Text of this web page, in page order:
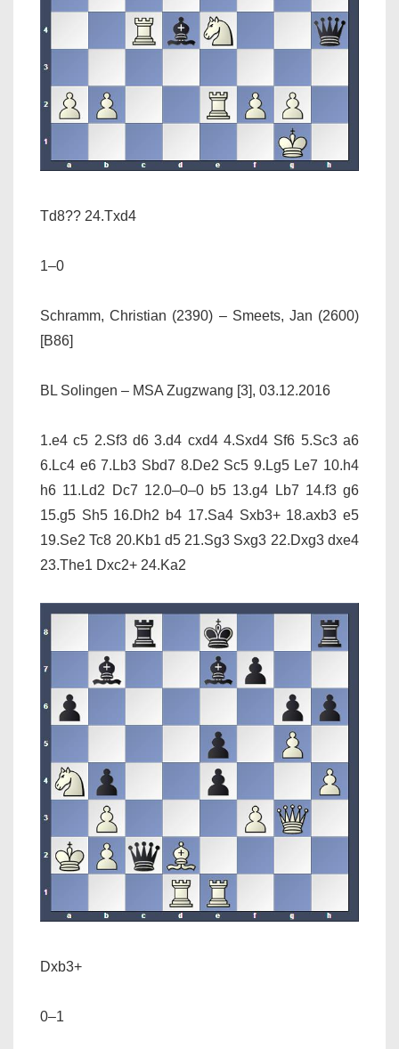
Td8?? 24.Txd4
1–0
Schramm, Christian (2390) – Smeets, Jan (2600)
[B86]
BL Solingen – MSA Zugzwang [3], 03.12.2016
1.e4 c5 2.Sf3 d6 3.d4 cxd4 4.Sxd4 Sf6 5.Sc3 a6
6.Lc4 e6 7.Lb3 Sbd7 8.De2 Sc5 9.Lg5 Le7 10.h4
h6 11.Ld2 Dc7 12.0–0–0 b5 13.g4 Lb7 14.f3 g6
15.g5 Sh5 16.Dh2 b4 17.Sa4 Sxb3+ 18.axb3 e5
19.Se2 Tc8 20.Kb1 d5 21.Sg3 Sxg3 22.Dxg3 dxe4
23.The1 Dxc2+ 24.Ka2
Dxb3+
0–1